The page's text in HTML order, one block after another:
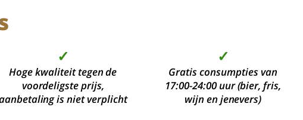
✓
Hoge kwaliteit tegen de
voordeligste prijs,
is niet verplicht
✓
Gratis consumpties van
17:00-24:00 uur (bier, fris,
wijn en jenevers)